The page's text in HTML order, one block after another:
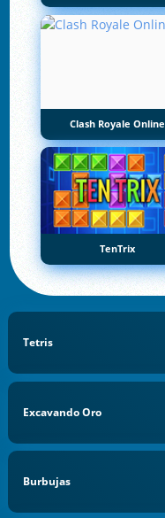
Clash Royale Online
TenTrix
Tetris
Excavando Oro
Burbujas